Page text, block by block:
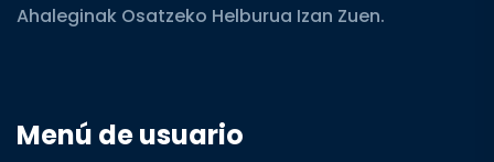
Ahaleginak Osatzeko Helburua Izan Zuen.
Menú de usuario